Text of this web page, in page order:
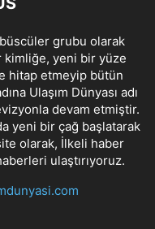
grubu olarak
kimliğe, yeni bir yüze
hitap etmeyip bütün
Ulaşım Dünyası adı
devam etmiştir.
yeni bir çağ başlatarak
olarak, İlkeli haber
ulaştırıyoruz.